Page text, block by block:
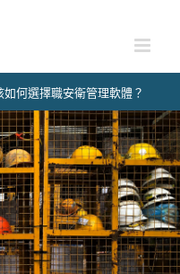
何選擇職安衛管理軟體？